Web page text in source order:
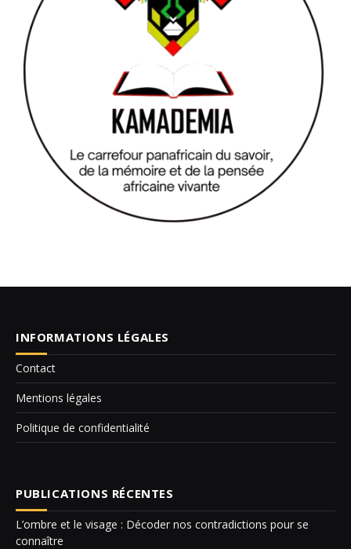
INFORMATIONS LÉGALES
Contact
Mentions légales
Politique de confidentialité
PUBLICATIONS RÉCENTES
L’ombre et le visage : Décoder nos contradictions pour se
connaître